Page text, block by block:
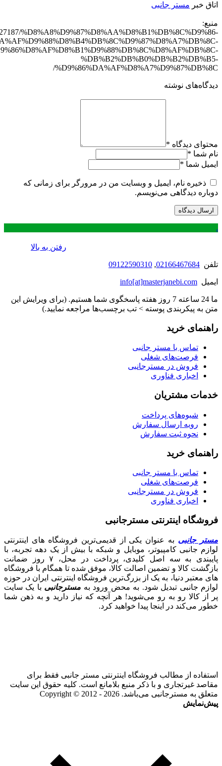
اتاق خبر مستر جانبی
منبع:
%D8%A8%D9%87%D8%AA%D8%B1%DB%8C%D9%86-
%DB%B2%DB%B0%DB%B2%DB%B5-
%D9%86%DA%AF%D8%A7%D9%87%DB%8C/
دیدگاه‌های نوشته
محتوای دیدگاه *
نام شما *
ایمیل شما *
ذخیره نام، ایمیل و وبسایت من در مرورگر برای زمانی که
دوباره دیدگاهی می‌نویسم.
.
رفتن به بالا
تلفن 02166467684
,
09122590310
ایمیل info[at]masterjanebi.com
ما 24 ساعته 7 روز هفته پاسخگوی شما هستیم. (برای ویرایش این
متن به پیکربندی پوسته > تب برچسب‌ها مراجعه نمایید.)
راهنمای خرید
تماس با مستر جانبی
فرصت‌های شغلی
فروش در مسترجانبی
اخباری فناوری
خدمات مشتریان
شیوه‌های پرداخت
رویه ارسال سفارش
نحوه ثبت سفارش
راهنمای خرید
تماس با مستر جانبی
فرصت‌های شغلی
فروش در مسترجانبی
اخباری فناوری
فروشگاه اینترنتی مسترجانبی
مستر جانبی به عنوان یکی از قدیمی‌ترین فروشگاه های اینترنتی
لوازم جانبی کامپیوتر، موبایل و شبکه با بیش از یک دهه تجربه، با
پایبندی به سه اصل کلیدی، پرداخت در محل، ۷ روز ضمانت
بازگشت کالا و تضمین اصالت کالا، موفق شده تا همگام با فروشگاه‌
های معتبر دنیا، به یک از بزرگ‌ترین فروشگاه اینترنتی ایران در حوزه
لوازم جانبی تبدیل شود. به محض ورود به مسترجانبی با یک سایت
پر از کالا رو به رو می‌شوید! هر آنچه که نیاز دارید و به ذهن شما
خطور می‌کند در اینجا پیدا خواهید کرد.
استفاده از مطالب فروشگاه اینترنتی مستر جانبی فقط برای
مقاصد غیرتجاری و با ذکر منبع بلامانع است. کلیه حقوق این سایت
متعلق به مسترجانبی می‌باشد. Copyright © 2012 - 2026
پیش‌نمایش